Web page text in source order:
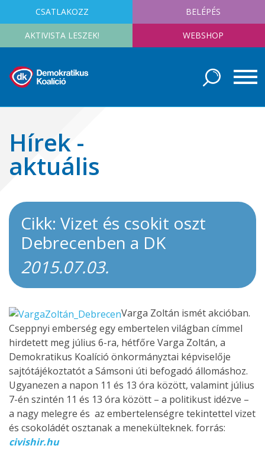
CSATLAKOZZ BELÉPÉS
AKTIVISTA LESZEK! WEBSHOP
Hírek -
aktuális
Cikk: Vizet és csokit oszt
Debrecenben a DK
2015.07.03.
Varga Zoltán ismét akcióban.
Cseppnyi emberség egy embertelen világban címmel
hirdetett meg július 6-ra, hétfőre Varga Zoltán, a
Demokratikus Koalíció önkormányztai képviselője
sajtótájékoztatót a Sámsoni úti befogadó állomáshoz.
Ugyanezen a napon 11 és 13 óra között, valamint július
7-én szintén 11 és 13 óra között – a politikust idézve –
a nagy melegre és az embertelenségre tekintettel vizet
és csokoládét osztanak a menekülteknek. forrás:
civishir.hu